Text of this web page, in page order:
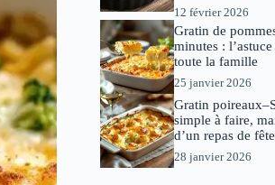
12 février 2026
Gratin de
minutes :
toute la famille
25 janvier 2026
Gratin
simple à faire,
d’un repas de fête
28 janvier 2026